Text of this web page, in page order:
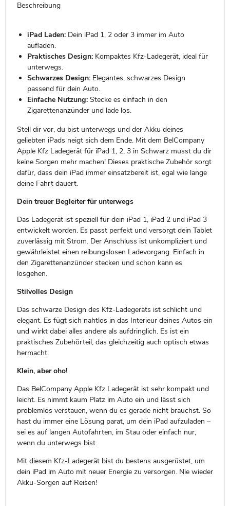
Beschreibung
iPad Laden:Dein iPad 1, 2 oder 3 immer im Auto
aufladen.
Praktisches Design:Kompaktes Kfz-Ladegerät, ideal für
unterwegs.
Schwarzes Design:Elegantes, schwarzes Design
passend für dein Auto.
Einfache Nutzung:Stecke es einfach in den
Zigarettenanzünder und lade los.
Stell dir vor, du bist unterwegs und der Akku deines
geliebten iPads neigt sich dem Ende. Mit dem BelCompany
Apple Kfz Ladegerät für iPad 1, 2, 3 in Schwarz musst du dir
keine Sorgen mehr machen! Dieses praktische Zubehör sorgt
dafür, dass dein iPad immer einsatzbereit ist, egal wie lange
deine Fahrt dauert.
Dein treuer Begleiter für unterwegs
Das Ladegerät ist speziell für dein iPad 1, iPad 2 und iPad 3
entwickelt worden. Es passt perfekt und versorgt dein Tablet
zuverlässig mit Strom. Der Anschluss ist unkompliziert und
gewährleistet einen reibungslosen Ladevorgang. Einfach in
den Zigarettenanzünder stecken und schon kann es
losgehen.
Stilvolles Design
Das schwarze Design des Kfz-Ladegeräts ist schlicht und
elegant. Es fügt sich nahtlos in das Interieur deines Autos ein
und wirkt dabei alles andere als aufdringlich. Es ist ein
praktisches Zubehörteil, das gleichzeitig auch optisch etwas
hermacht.
Klein, aber oho!
Das BelCompany Apple Kfz Ladegerät ist sehr kompakt und
leicht. Es nimmt kaum Platz im Auto ein und lässt sich
problemlos verstauen, wenn du es gerade nicht brauchst. So
hast du immer eine Lösung parat, um dein iPad aufzuladen –
sei es auf langen Autofahrten, im Stau oder einfach nur,
wenn du unterwegs bist.
Mit diesem Kfz-Ladegerät bist du bestens ausgerüstet, um
dein iPad im Auto mit neuer Energie zu versorgen. Nie wieder
Akku-Sorgen auf Reisen!